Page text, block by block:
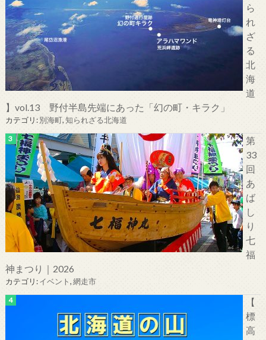
ら
れ
ざ
る
北
海
道
】vol.13 野付半島先端にあった「幻の町・キラク」
カテゴリ:別海町,知られざる北海道
第
33
回
あ
ば
し
り
七
福
神まつり｜2026
カテゴリ:イベント,網走市
【
標
高